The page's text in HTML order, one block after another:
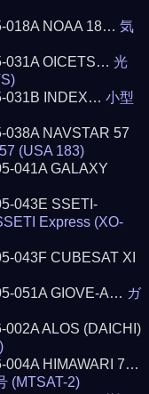
018A NOAA 18…気
031A OICETS…光
031B INDEX…小型
038A NAVSTAR 57
(USA 183)
041A GALAXY
043E SSETI-
Express (XO-
043F CUBESAT XI
051A GIOVE-A… ガ
002A ALOS (DAICHI)
004A HIMAWARI 7…
(MTSAT-2)